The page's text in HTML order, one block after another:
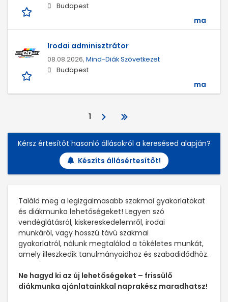
Budapest
ma
Irodai adminisztrátor
08.08.2026, Mind-Diák Szövetkezet
Budapest
ma
1
Kérsz értesítőt hasonló állásokról a keresésed alapján?
Készíts állásértesítőt!
Találd meg a legizgalmasabb szakmai gyakorlatokat
és diákmunka lehetőségeket! Legyen szó
vendéglátásról, kiskereskedelemről, irodai
munkáról, vagy hosszú távú szakmai
gyakorlatról, nálunk megtalálod a tökéletes munkát,
amely illeszkedik tanulmányaidhoz és szabadidődhöz.
Ne hagyd ki az új lehetőségeket – frissülő
diákmunka ajánlatainkkal naprakész maradhatsz!